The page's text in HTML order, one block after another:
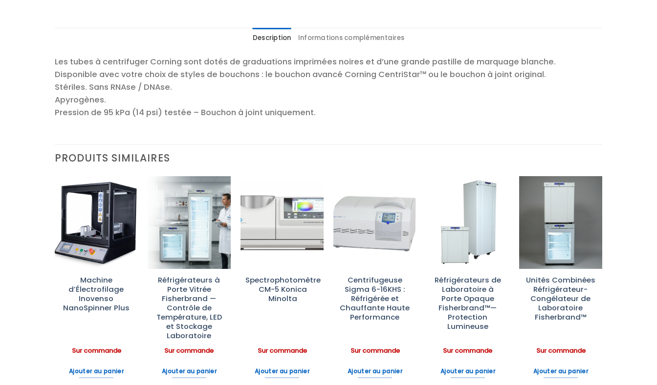
Description Informations complémentaires
Les tubes à centrifuger Corning sont dotés de graduations imprimées noires et d’une grande pastille de marquage blanche.
Disponible avec votre choix de styles de bouchons : le bouchon avancé Corning CentriStar™ ou le bouchon à joint original.
Stériles. Sans RNAse / DNAse.
Apyrogènes.
Pression de 95 kPa (14 psi) testée – Bouchon à joint uniquement.
PRODUITS SIMILAIRES
Ajouter
à la liste
d’envies
Machine
d’Électrofilage
Inovenso
NanoSpinner Plus
Sur commande
Ajouter au panier
Ajouter
à la liste
d’envies
Réfrigérateurs à
Porte Vitrée
Fisherbrand —
Contrôle de
Température, LED
et Stockage
Laboratoire
Sur commande
Ajouter au panier
Ajouter
Spectrophotomètre
CM-5 Konica
Minolta
Sur commande
Ajouter au panier
Ajouter
d’envies
Centrifugeuse
Sigma 6-16KHS :
Réfrigérée et
Chauffante Haute
Performance
Sur commande
Ajouter au panier
Réfrigérateurs de
Laboratoire à
Porte Opaque
Fisherbrand™—
Protection
Lumineuse
Sur commande
Ajouter au panier
Ajouter
à la liste
Unités Combinées
Réfrigérateur-
Congélateur de
Laboratoire
Fisherbrand™
Sur commande
Ajouter au panier